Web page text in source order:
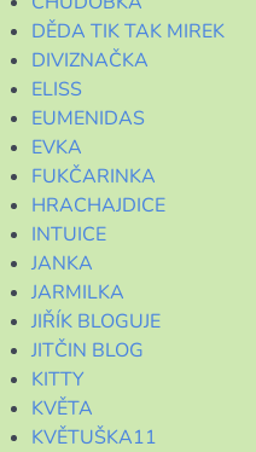
DĚDA TIK TAK MIREK
DIVIZNAČKA
ELISS
EUMENIDAS
EVKA
FUKČARINKA
HRACHAJDICE
INTUICE
JANKA
JARMILKA
JIŘÍK BLOGUJE
JITČIN BLOG
KITTY
KVĚTA
KVĚTUŠKA11